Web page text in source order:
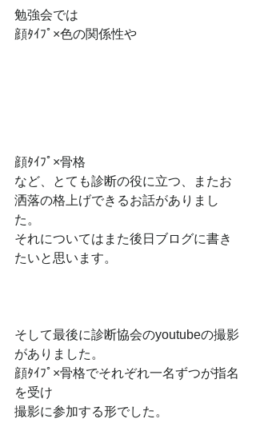
勉強会では
顔ﾀｲﾌﾟ×色の関係性や
顔ﾀｲﾌﾟ×骨格
など、とても診断の役に立つ、またお
洒落の格上げできるお話がありまし
た。
それについてはまた後日ブログに書き
たいと思います。
そして最後に診断協会のyoutubeの撮影
がありました。
顔ﾀｲﾌﾟ×骨格でそれぞれ一名ずつが指名
を受け
撮影に参加する形でした。